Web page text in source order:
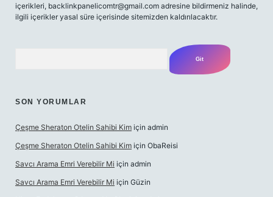
içerikleri, backlinkpanelicomtr@gmail.com adresine bildirmeniz halinde,
ilgili içerikler yasal süre içerisinde sitemizden kaldırılacaktır.
SON YORUMLAR
Çeşme Sheraton Otelin Sahibi Kim için admin
Çeşme Sheraton Otelin Sahibi Kim için ObaReisi
Savcı Arama Emri Verebilir Mi için admin
Savcı Arama Emri Verebilir Mi için Güzin